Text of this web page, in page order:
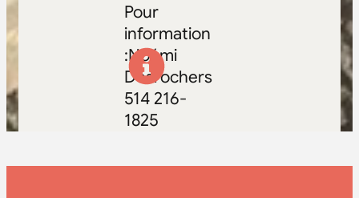
Pour
information
:Noémi
Desrochers
514 216-
1825